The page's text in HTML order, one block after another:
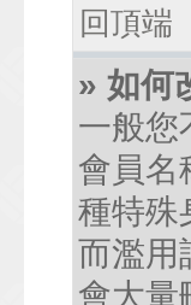
回頂端
» 如何
一般您
會員名
種特殊
而濫用
會大量